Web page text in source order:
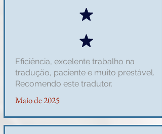
Eficiência, excelente trabalho na
tradução, paciente e muito prestável.
Recomendo este tradutor.
Maio de 2025